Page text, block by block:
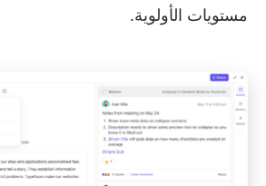
مستويات الأولوية.